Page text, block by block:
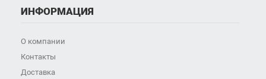
ИНФОРМАЦИЯ
О компании
Контакты
Доставка